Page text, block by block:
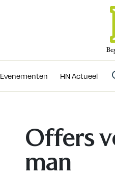
Evenementen HN Actueel
Evenementen
Offers
man